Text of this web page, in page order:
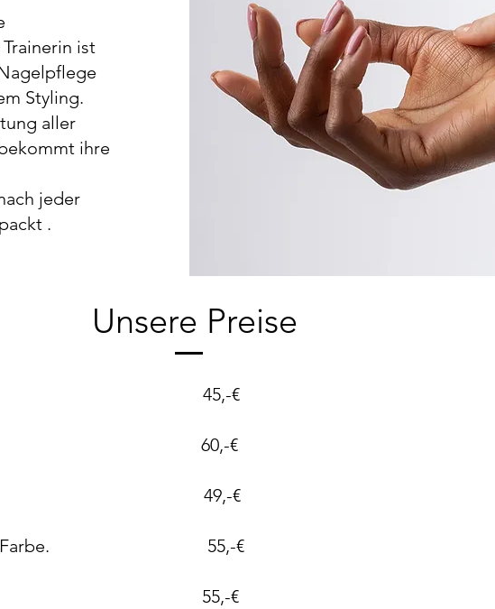
ist
Styling.
aller
ihre
jeder
.
Unsere Preise
45,-€
60,-€
49,-€
OHNE Farbe. 55,-€
55,-€